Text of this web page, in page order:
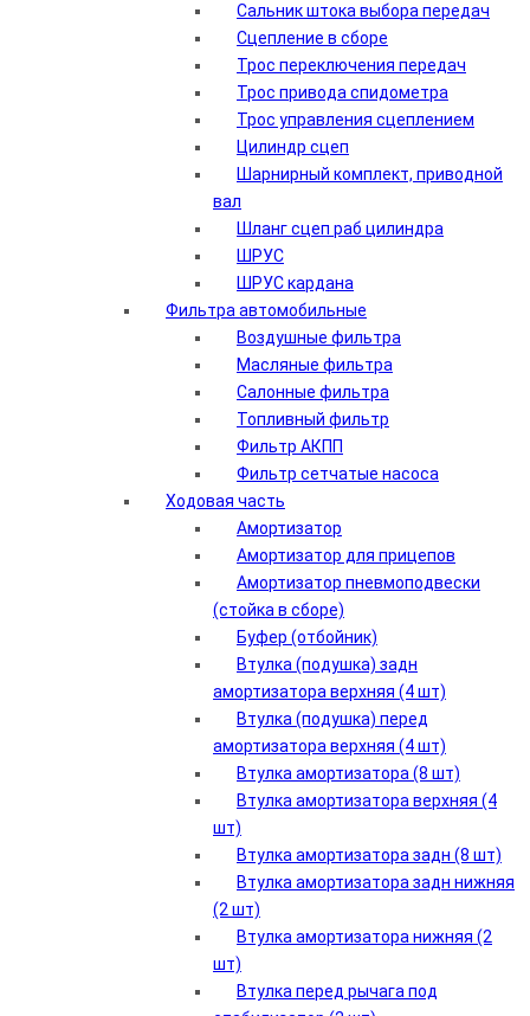
Сальник штока выбора передач
Сцепление в сборе
Трос переключения передач
Трос привода спидометра
Трос управления сцеплением
Цилиндр сцеп
Шарнирный комплект, приводной
вал
Шланг сцеп раб цилиндра
ШРУС
ШРУС кардана
Фильтра автомобильные
Воздушные фильтра
Масляные фильтра
Салонные фильтра
Топливный фильтр
Фильтр АКПП
Фильтр сетчатые насоса
Ходовая часть
Амортизатор
Амортизатор для прицепов
Амортизатор пневмоподвески
(стойка в сборе)
Буфер (отбойник)
Втулка (подушка) задн
амортизатора верхняя (4 шт)
Втулка (подушка) перед
амортизатора верхняя (4 шт)
Втулка амортизатора (8 шт)
Втулка амортизатора верхняя (4
шт)
Втулка амортизатора задн (8 шт)
Втулка амортизатора задн нижняя
(2 шт)
Втулка амортизатора нижняя (2
шт)
Втулка перед рычага под